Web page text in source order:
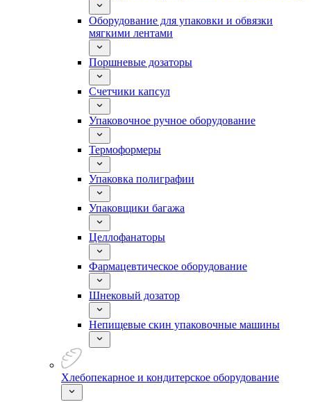
Оборудование для упаковки и обвязки
мягкими лентами
Поршневые дозаторы
Счетчики капсул
Упаковочное ручное оборудование
Термоформеры
Упаковка полиграфии
Упаковщики багажа
Целлофанаторы
Фармацевтическое оборудование
Шнековый дозатор
Непищевые скин упаковочные машины
Хлебопекарное и кондитерское оборудование